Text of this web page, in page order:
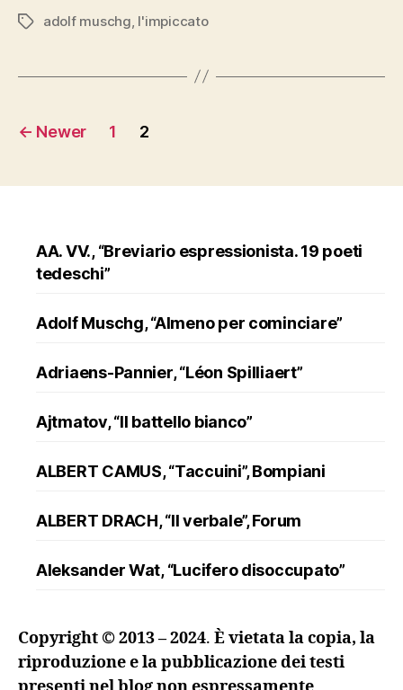
Tagsadolf muschg l'impiccato
Posts
← Newer 1 2
AA. VV., “Breviario espressionista. 19 poeti
tedeschi”
Adolf Muschg, “Almeno per cominciare”
Adriaens-Pannier, “Léon Spilliaert”
Ajtmatov, “Il battello bianco”
ALBERT CAMUS, “Taccuini”, Bompiani
ALBERT DRACH, “Il verbale”, Forum
Aleksander Wat, “Lucifero disoccupato”
ranuncolo”, Oscar Mondadori
Copyright © 2013 – 2024. È vietata la copia, la
riproduzione e la pubblicazione dei testi